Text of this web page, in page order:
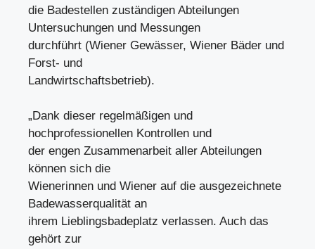
die Badestellen zuständigen Abteilungen
Untersuchungen und Messungen
durchführt (Wiener Gewässer, Wiener Bäder und
Forst- und
Landwirtschaftsbetrieb).
„Dank dieser regelmäßigen und
hochprofessionellen Kontrollen und
der engen Zusammenarbeit aller Abteilungen
können sich die
Wienerinnen und Wiener auf die ausgezeichnete
Badewasserqualität an
ihrem Lieblingsbadeplatz verlassen. Auch das
gehört zur